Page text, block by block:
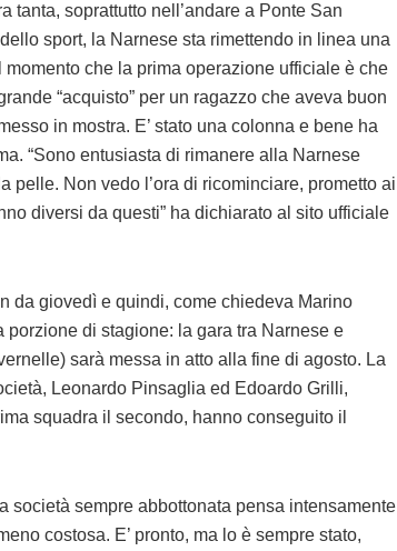
tanta, soprattutto nell’andare a Ponte San
sport, la Narnese sta rimettendo in linea una
che la prima operazione ufficiale è che
“acquisto” per un ragazzo che aveva buon
in mostra. E’ stato una colonna e bene ha
“Sono entusiasta di rimanere alla Narnese
pelle. Non vedo l’ora di ricominciare, prometto ai
diversi da questi” ha dichiarato al sito ufficiale
da giovedì e quindi, come chiedeva Marino
di stagione: la gara tra Narnese e
sarà messa in atto alla fine di agosto. La
Leonardo Pinsaglia ed Edoardo Grilli,
squadra il secondo, hanno conseguito il
società sempre abbottonata pensa intensamente
costosa. E’ pronto, ma lo è sempre stato,